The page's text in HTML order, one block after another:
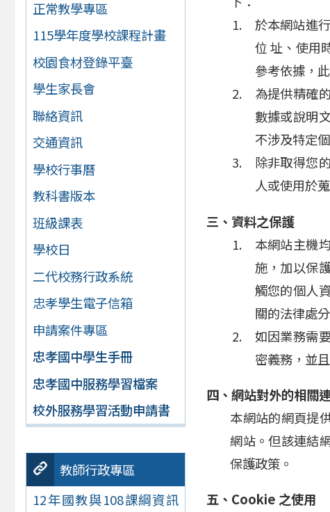
正常教學專區
115學年度學校課程計畫
校園食材登錄平臺
學生家長會
聯絡資訊
交通資訊
學校行事曆
教科書版本
班級課表
學校日
二代校務行政系統
忠孝學生電子信箱
申請案件專區
忠孝國中學生手冊
忠孝國中服務學習檔案
校外服務學習活動申請書
教師行政專區
12年國教與108課綱資訊
於本網站進
位 址、使用
參考依據，
為提供精確
數據或說明
不涉及特定
除非取得您
人或使用於
三、資料之保護
本網站主機
施，加以保
觸您的個人
關的法律處分
如因業務需
密義務，並
四、網站對外的相關
本網站的網頁提
網站。但該連結
保護政策。
五、Cookie 之使用